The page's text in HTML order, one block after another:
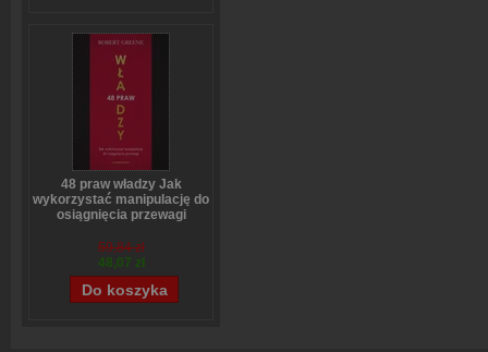
48 praw władzy Jak
wykorzystać manipulację do
osiągnięcia przewagi
59,84 zł
48,07 zł